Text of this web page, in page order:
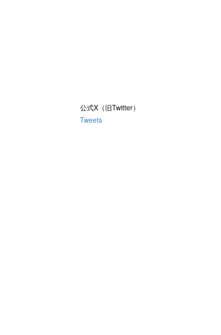
公式X（旧Twitter）
Tweets